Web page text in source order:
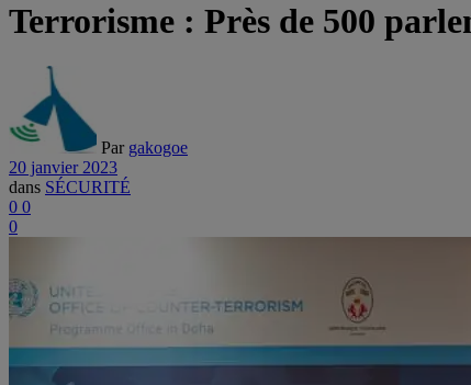
Terrorisme : Près de 500
Par gakogoe
20 janvier 2023
dans SÉCURITÉ
0 0
0